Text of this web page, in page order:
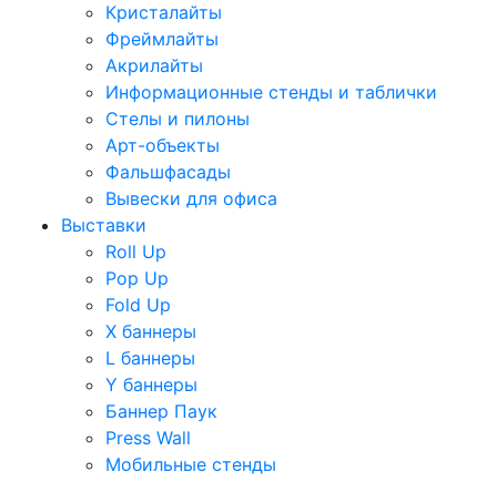
Кристалайты
Фреймлайты
Акрилайты
Информационные стенды и таблички
Стелы и пилоны
Арт-объекты
Фальшфасады
Вывески для офиса
Выставки
Roll Up
Pop Up
Fold Up
Х баннеры
L баннеры
Y баннеры
Баннер Паук
Press Wall
Мобильные стенды